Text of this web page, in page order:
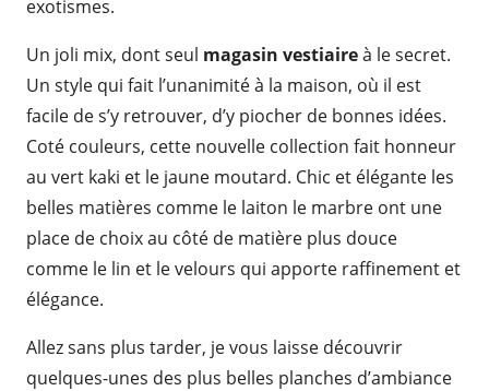
exotismes.
Un joli mix, dont seul magasin vestiaireà le secret.
Un style qui fait l’unanimité à la maison, où il est
facile de s’y retrouver, d’y piocher de bonnes idées.
Coté couleurs, cette nouvelle collection fait honneur
au vert kaki et le jaune moutard. Chic et élégante les
belles matières comme le laiton le marbre ont une
place de choix au côté de matière plus douce
comme le lin et le velours qui apporte raffinement et
élégance.
Allez sans plus tarder, je vous laisse découvrir
quelques-unes des plus belles planches d’ambiance